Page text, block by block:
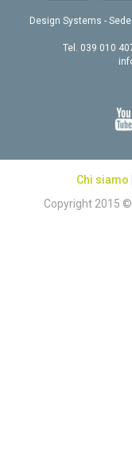
Design Systems -
Tel. 039 010
Chi siamo
Copyright 2015